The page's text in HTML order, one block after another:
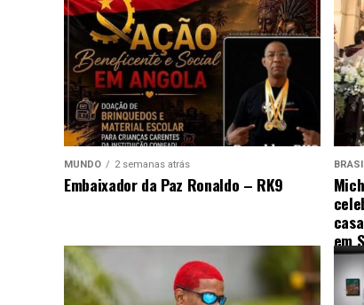
MUNDO 2 semanas atrás
Embaixador da Paz Ronaldo – RK9
em